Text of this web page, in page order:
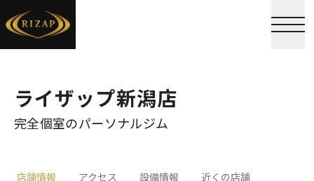
ライザップ新潟店
完全個室のパーソナルジム
店舗情報 アクセス 設備情報
近くの店舗